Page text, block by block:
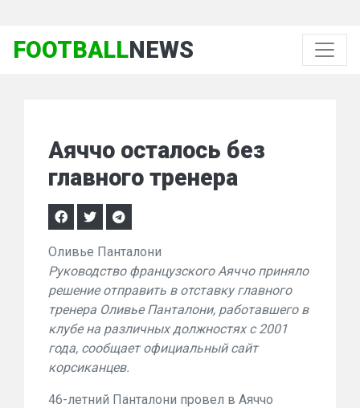
FOOTBALLNEWS
Аяччо осталось без
главного тренера
Оливье Панталони
Руководство французского Аяччо приняло
решение отправить в отставку главного
тренера Оливье Панталони, работавшего в
клубе на различных должностях с 2001
года, сообщает официальный сайт
корсиканцев.
46-летний Панталони провел в Аяччо